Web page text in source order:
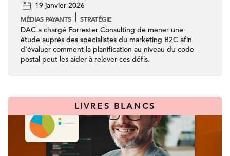
19 janvier 2026
MÉDIAS PAYANTS STRATÉGIE
DAC a chargé Forrester Consulting de mener une
étude auprès des spécialistes du marketing B2C afin
d’évaluer comment la planification au niveau du code
postal peut les aider à relever ces défis.
LIVRES BLANCS